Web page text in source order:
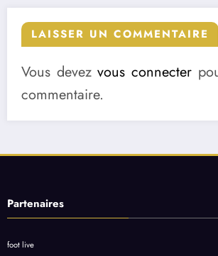
LAISSER UN COMMENTAIRE
Vous devezvous connecter
commentaire.
Partenaires
foot live